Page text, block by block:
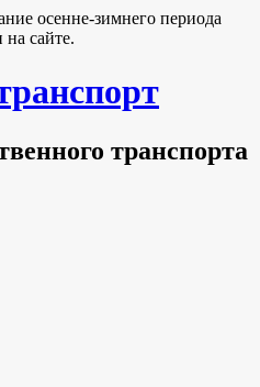
осенне-зимнего периода
сайте.
транспорта